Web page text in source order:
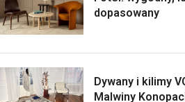
dopasowany
Dywany i kilimy
Malwiny